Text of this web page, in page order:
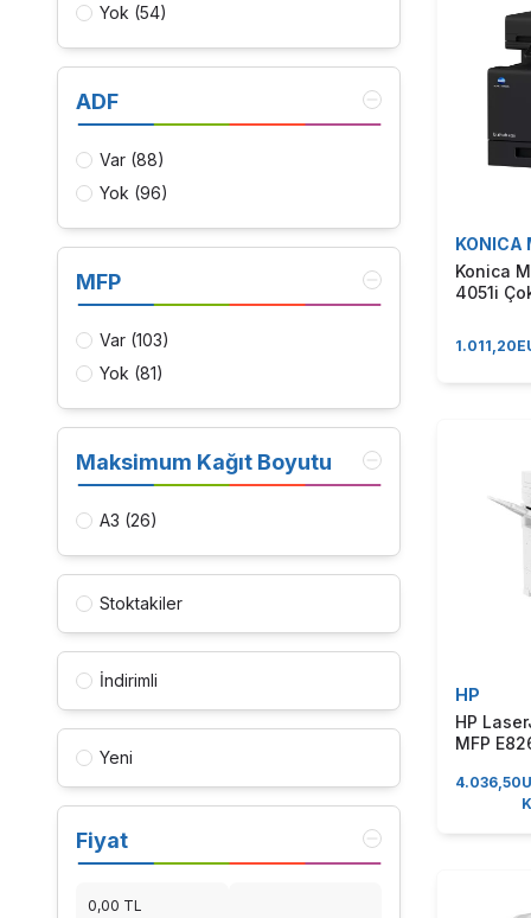
47 Sayfa/dk(1)
50 Sayfa/dk
52 Sayfa/dk(1)
55 Sayfa/dk
61 Sayfa/dk
66 Sayfa/dk(1)
80 Sayfa/dk
Yok (54)
ADF
Var (88)
Yok (96)
MFP
Var (103)
Yok (81)
Maksimum Kağıt Boyutu
A3 (26)
Stoktakiler
İndirimli
Yeni
Fiyat
0,00 TL
KONICA
Konica
4051i
1.011,20
HP
HP
MFP
Lazer
4.036,50